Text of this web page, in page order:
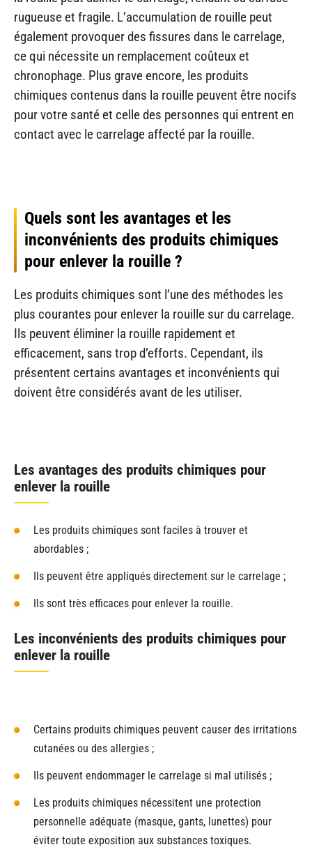
rugueuse et fragile. L’accumulation de rouille peut
également provoquer des fissures dans le carrelage,
ce qui nécessite un remplacement coûteux et
chronophage. Plus grave encore, les produits
chimiques contenus dans la rouille peuvent être nocifs
pour votre santé et celle des personnes qui entrent en
contact avec le carrelage affecté par la rouille.
Quels sont les avantages et les
inconvénients des produits chimiques
pour enlever la rouille ?
Les produits chimiques sont l’une des méthodes les
plus courantes pour enlever la rouille sur du carrelage.
Ils peuvent éliminer la rouille rapidement et
efficacement, sans trop d’efforts. Cependant, ils
présentent certains avantages et inconvénients qui
doivent être considérés avant de les utiliser.
Les avantages des produits chimiques pour
enlever la rouille
Les produits chimiques sont faciles à trouver et
abordables ;
Ils peuvent être appliqués directement sur le carrelage ;
Ils sont très efficaces pour enlever la rouille.
Les inconvénients des produits chimiques pour
enlever la rouille
Certains produits chimiques peuvent causer des irritations
cutanées ou des allergies ;
Ils peuvent endommager le carrelage si mal utilisés ;
Les produits chimiques nécessitent une protection
personnelle adéquate (masque, gants, lunettes) pour
éviter toute exposition aux substances toxiques.